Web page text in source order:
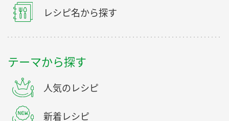
レシピ名から探す
テーマから探す
人気のレシピ
新着レシピ